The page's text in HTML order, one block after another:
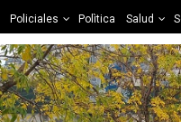
Policiales Polìtica Salud